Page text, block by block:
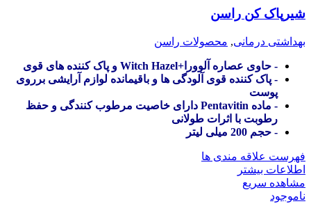
شیرپاک کن راسن
بهداشتی درمانی, محصولات راسن
- حاوی عصاره آلوورا+Witch Hazel و پاک کننده های قوی
- پاک کننده قوی آلودگی ها و باقیمانده لوازم آرایشی برروی
پوست
- ماده Pentavitin دارای خاصیت مرطوب کنندگی و حفظ
رطوبت با اثرات طولانی
- حجم 200 میلی لیتر
فهرست علاقه مندی ها
اطلاعات بیشتر
مشاهده سریع
ناموجود